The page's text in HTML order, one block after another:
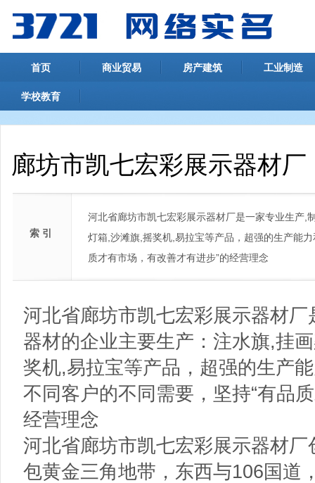
首页 商业贸易 房产建筑 工业制造
学校教育
廊坊市凯七宏彩展示器材厂
索 引
河北省廊坊市凯七宏彩展示器材厂是一家专业生产,
灯箱,沙滩旗,摇奖机,易拉宝等产品，超强的生产能
质才有市场，有改善才有进步”的经营理念
河北省廊坊市凯七宏彩展示器材
器材的企业主要生产：注水旗,挂
奖机,易拉宝等产品，超强的生产
不同客户的不同需要，坚持“有品
经营理念
河北省廊坊市凯七宏彩展示器材
包黄金三角地带，东西与106国道